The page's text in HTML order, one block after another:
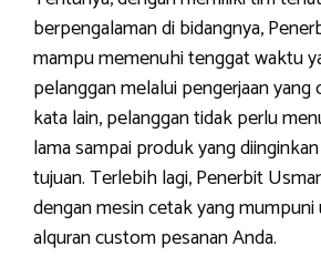
berpengalaman di bidangnya,
mampu memenuhi tenggat waktu
pelanggan melalui pengerjaan yang
kata lain, pelanggan tidak perlu
lama sampai produk yang
tujuan. Terlebih lagi, Penerbit
dengan mesin cetak yang
alquran custom pesanan Anda.